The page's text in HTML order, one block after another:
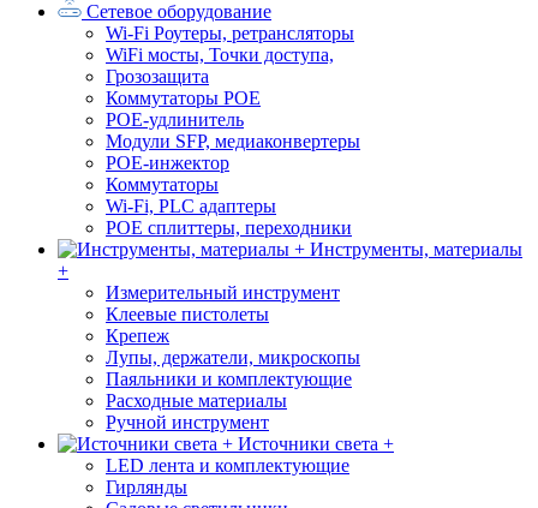
Сетевое оборудование
Wi-Fi Роутеры, ретрансляторы
WiFi мосты, Точки доступа,
Грозозащита
Коммутаторы POE
POE-удлинитель
Модули SFP, медиаконвертеры
POE-инжектор
Коммутаторы
Wi-Fi, PLC адаптеры
POE сплиттеры, переходники
Инструменты, материалы
+
Измерительный инструмент
Клеевые пистолеты
Крепеж
Лупы, держатели, микроскопы
Паяльники и комплектующие
Расходные материалы
Ручной инструмент
Источники света +
LED лента и комплектующие
Гирлянды